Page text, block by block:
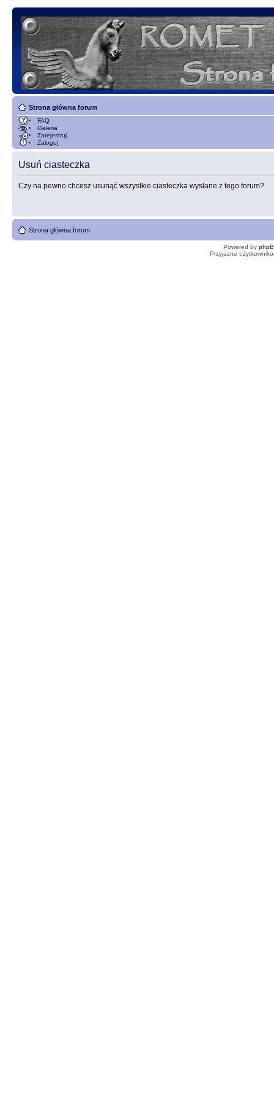
Strona główna forum
FAQ
Galeria
Zarejestruj
Zaloguj
Usuń ciasteczka
Czy na pewno chcesz usunąć wszystkie ciasteczka wysłane z tego forum?
Strona główna forum
Powered by
Przyjazne